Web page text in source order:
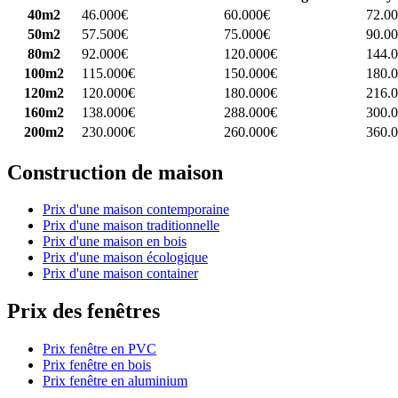
40m2
46.000€ 60.000€
50m2
57.500€ 75.000€
80m2
92.000€ 120.000€
100m2
115.000€ 150.000€
120m2
120.000€ 180.000€
160m2
138.000€ 288.000€
200m2
230.000€ 260.000€
Construction de maison
Prix d'une maison contemporaine
Prix d'une maison traditionnelle
Prix d'une maison en bois
Prix d'une maison écologique
Prix d'une maison container
Prix des fenêtres
Prix fenêtre en PVC
Prix fenêtre en bois
Prix fenêtre en aluminium